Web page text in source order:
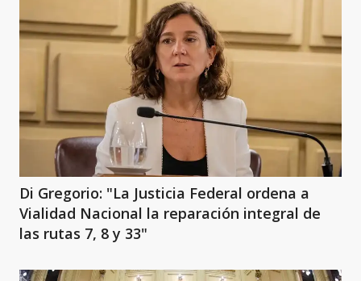
Di Gregorio: "La Justicia Federal ordena a
Vialidad Nacional la reparación integral de
las rutas 7, 8 y 33"